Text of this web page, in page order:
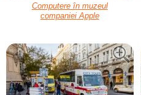
Computere în muzeul
companiei Apple